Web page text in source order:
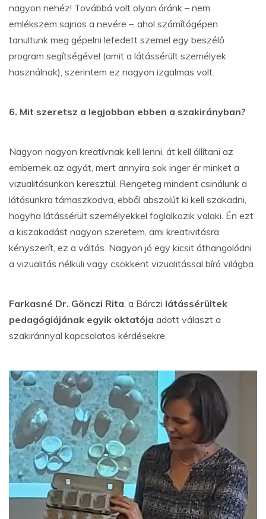
nagyon nehéz! Továbbá volt olyan óránk – nem
emlékszem sajnos a nevére –, ahol számítógépen
tanultunk meg gépelni lefedett szemel egy beszélő
program segítségével (amit a látássérült személyek
használnak), szerintem ez nagyon izgalmas volt.
6. Mit szeretsz a legjobban ebben a szakirányban?
Nagyon nagyon kreatívnak kell lenni, át kell állítani az
embernek az agyát, mert annyira sok inger ér minket a
vizualitásunkon keresztül. Rengeteg mindent csinálunk a
látásunkra támaszkodva, ebből abszolút ki kell szakadni,
hogyha látássérült személyekkel foglalkozik valaki. Én ezt
a kiszakadást nagyon szeretem, ami kreativitásra
kényszerít, ez a váltás. Nagyon jó egy kicsit áthangolódni
a vizualitás nélküli vagy csökkent vizualitással bíró világba.
Farkasné Dr. Gönczi Rita , a Bárczi látássérültek
pedagógiájának egyik oktatója adott választ a
szakiránnyal kapcsolatos kérdésekre.